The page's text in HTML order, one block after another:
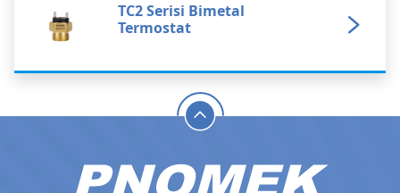
TC2 Serisi Bimetal
Termostat